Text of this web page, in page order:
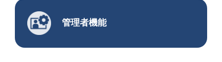
管理者機能